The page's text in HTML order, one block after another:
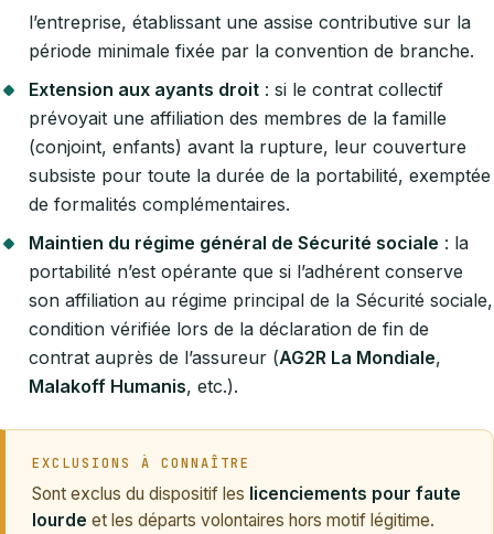
l’entreprise, établissant une assise contributive sur la
période minimale fixée par la convention de branche.
Extension aux ayants droit : si le contrat collectif
prévoyait une affiliation des membres de la famille
(conjoint, enfants) avant la rupture, leur couverture
subsiste pour toute la durée de la portabilité, exemptée
de formalités complémentaires.
Maintien du régime général de Sécurité sociale : la
portabilité n’est opérante que si l’adhérent conserve
son affiliation au régime principal de la Sécurité sociale,
condition vérifiée lors de la déclaration de fin de
contrat auprès de l’assureur (AG2R La Mondiale,
Malakoff Humanis, etc.).
EXCLUSIONS À CONNAÎTRE
Sont exclus du dispositif les licenciements pour faute
lourde et les départs volontaires hors motif légitime.